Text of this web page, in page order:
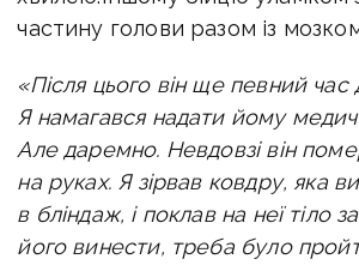
частину голови разом із
«Після цього він ще певний час
Я намагався надати йому
Але даремно. Невдовзі він
на руках. Я зірвав ковдру, яка
в бліндаж, і поклав на неї тіло
його винести, треба було